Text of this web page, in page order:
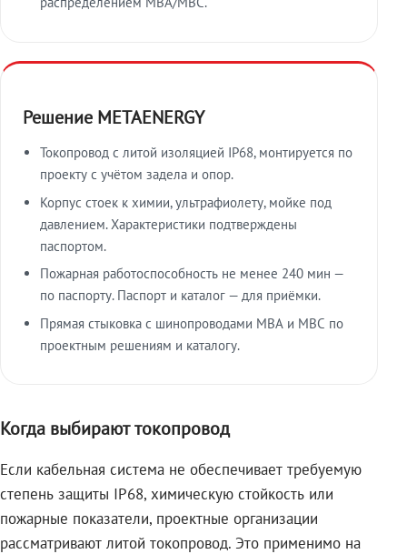
Решение METAENERGY
Токопровод с литой изоляцией IP68, монтируется по
проекту с учётом задела и опор.
Корпус стоек к химии, ультрафиолету, мойке под
давлением. Характеристики подтверждены
паспортом.
Пожарная работоспособность не менее 240 мин —
по паспорту. Паспорт и каталог — для приёмки.
Прямая стыковка с шинопроводами МВА и МВС по
проектным решениям и каталогу.
Когда выбирают токопровод
Если кабельная система не обеспечивает требуемую
степень защиты IP68, химическую стойкость или
пожарные показатели, проектные организации
рассматривают литой токопровод. Это применимо на